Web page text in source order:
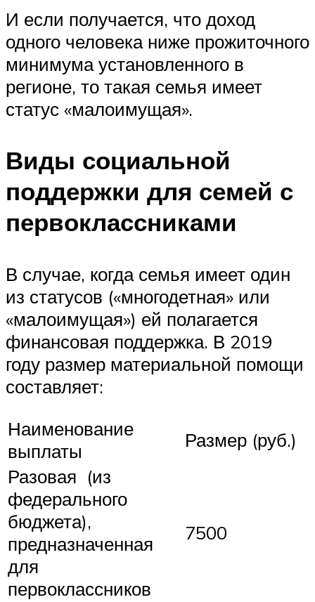
И если получается, что доход
одного человека ниже прожиточного
минимума установленного в
регионе, то такая семья имеет
статус «малоимущая».
Виды социальной
поддержки для семей с
первоклассниками
В случае, когда семья имеет один
из статусов («многодетная» или
«малоимущая») ей полагается
финансовая поддержка. В 2019
году размер материальной помощи
составляет:
Наименование
выплаты
Размер (руб.)
Разовая (из
федерального
бюджета),
предназначенная
для
первоклассников
7500